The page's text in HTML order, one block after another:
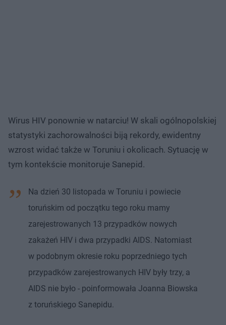
Wirus HIV ponownie w natarciu! W skali ogólnopolskiej
statystyki zachorowalności biją rekordy, ewidentny
wzrost widać także w Toruniu i okolicach. Sytuację w
tym kontekście monitoruje Sanepid.
Na dzień 30 listopada w Toruniu i powiecie
toruńskim od początku tego roku mamy
zarejestrowanych 13 przypadków nowych
zakażeń HIV i dwa przypadki AIDS. Natomiast
w podobnym okresie roku poprzedniego tych
przypadków zarejestrowanych HIV były trzy, a
AIDS nie było - poinformowała Joanna Biowska
z toruńskiego Sanepidu.